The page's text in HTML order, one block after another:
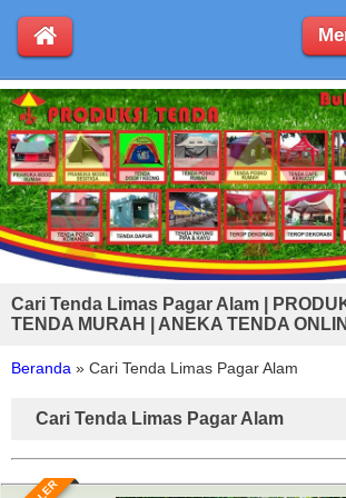
Cari Tenda Limas Pagar Alam |
TENDA MURAH | ANEKA TENDA
Beranda » Cari Tenda Limas Pagar Alam
Cari Tenda Limas Pagar Alam